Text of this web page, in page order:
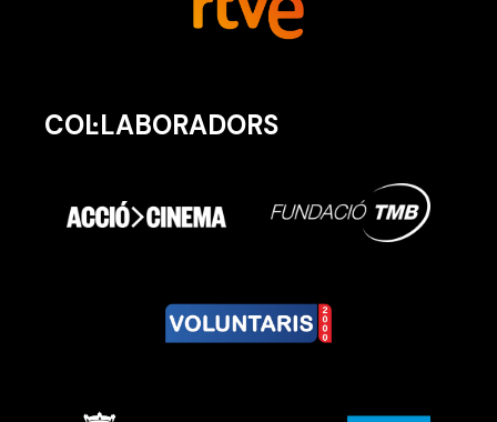
COL·LABORADORS